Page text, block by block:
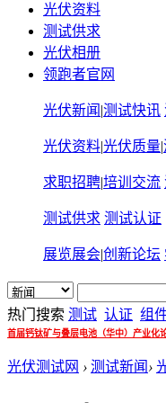
光伏资料
测试供求
光伏相册
领跑者官网
光伏新闻 |测试快讯
光伏资料|光伏质量|
求职招聘|培训交流
测试供求 测试认证
展览展会|创新论坛
热门搜索 测试 认证 组
首届钙钛矿与叠层电池（华中）产业化
光伏测试网 › 测试新闻 ›